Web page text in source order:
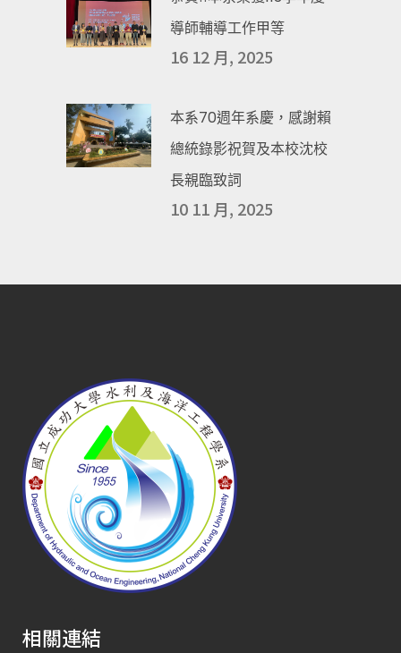
導師輔導工作甲等
16 12 月, 2025
本系70週年系慶，感謝賴
總統錄影祝賀及本校沈校
長親臨致詞
10 11 月, 2025
相關連結